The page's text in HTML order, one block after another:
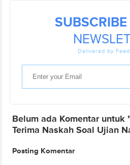
SUBSCRIBE
Delivered by
Belum ada Komentar untuk
Terima Naskah Soal Ujian
Posting Komentar